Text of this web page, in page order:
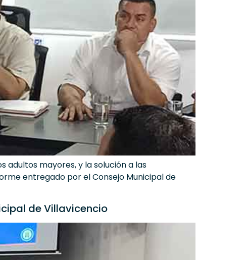
adultos mayores, y la solución a las
entregado por el Consejo Municipal de
de Villavicencio